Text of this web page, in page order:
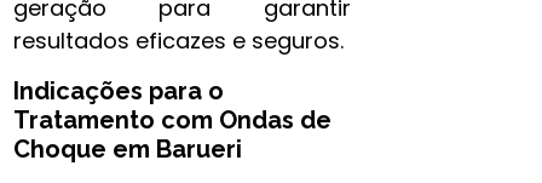
geração para garantir
resultados eficazes e seguros.
Indicações para o
Tratamento com Ondas de
Choque em Barueri